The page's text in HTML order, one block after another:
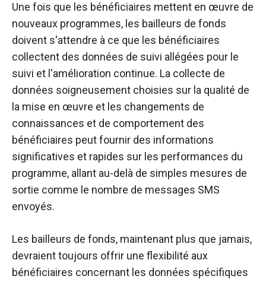
Une fois que les bénéficiaires mettent en œuvre de
nouveaux programmes, les bailleurs de fonds
doivent s'attendre à ce que les bénéficiaires
collectent des données de suivi allégées pour le
suivi et l'amélioration continue. La collecte de
données soigneusement choisies sur la qualité de
la mise en œuvre et les changements de
connaissances et de comportement des
bénéficiaires peut fournir des informations
significatives et rapides sur les performances du
programme, allant au-delà de simples mesures de
sortie comme le nombre de messages SMS
envoyés.
Les bailleurs de fonds, maintenant plus que jamais,
devraient toujours offrir une flexibilité aux
bénéficiaires concernant les données spécifiques